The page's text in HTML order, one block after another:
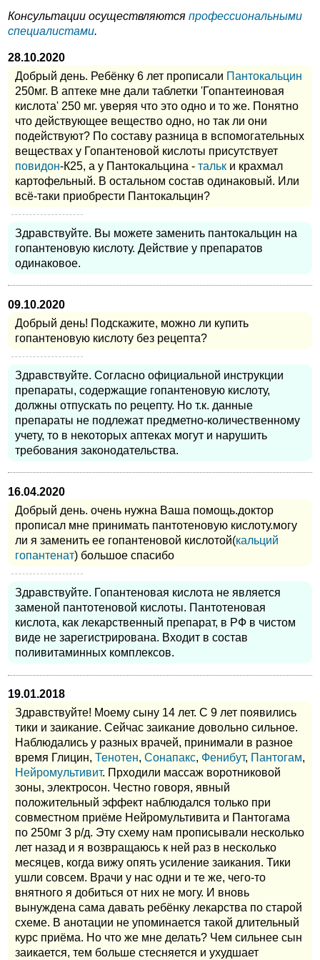
Консультации осуществляются профессиональными
специалистами.
28.10.2020
Добрый день. Ребёнку 6 лет прописали Пантокальцин
250мг. В аптеке мне дали таблетки 'Гопантеиновая
кислота' 250 мг. уверяя что это одно и то же. Понятно
что действующее вещество одно, но так ли они
подействуют? По составу разница в вспомогательных
веществах у Гопантеновой кислоты присутствует
повидон-К25, а у Пантокальцина - тальк и крахмал
картофельный. В остальном состав одинаковый. Или
всё-таки приобрести Пантокальцин?
Здравствуйте. Вы можете заменить пантокальцин на
гопантеновую кислоту. Действие у препаратов
одинаковое.
09.10.2020
Добрый день! Подскажите, можно ли купить
гопантеновую кислоту без рецепта?
Здравствуйте. Согласно официальной инструкции
препараты, содержащие гопантеновую кислоту,
должны отпускать по рецепту. Но т.к. данные
препараты не подлежат предметно-количественному
учету, то в некоторых аптеках могут и нарушить
требования законодательства.
16.04.2020
Добрый день. очень нужна Ваша помощь.доктор
прописал мне принимать пантотеновую кислоту.могу
ли я заменить ее гопантеновой кислотой(кальций
гопантенат) большое спасибо
Здравствуйте. Гопантеновая кислота не является
заменой пантотеновой кислоты. Пантотеновая
кислота, как лекарственный препарат, в РФ в чистом
виде не зарегистрирована. Входит в состав
поливитаминных комплексов.
19.01.2018
Здравствуйте! Моему сыну 14 лет. С 9 лет появились
тики и заикание. Сейчас заикание довольно сильное.
Наблюдались у разных врачей, принимали в разное
время Глицин, Тенотен, Сонапакс, Фенибут, Пантогам,
Нейромультивит. Прходили массаж воротниковой
зоны, электросон. Честно говоря, явный
положительный эффект наблюдался только при
совместном приёме Нейромультивита и Пантогама
по 250мг 3 р/д. Эту схему нам прописывали несколько
лет назад и я возвращаюсь к ней раз в несколько
месяцев, когда вижу опять усиление заикания. Тики
ушли совсем. Врачи у нас одни и те же, чего-то
внятного я добиться от них не могу. И вновь
вынуждена сама давать ребёнку лекарства по старой
схеме. В анотации не упоминается такой длительный
курс приёма. Но что же мне делать? Чем сильнее сын
заикается, тем больше стесняется и ухудшает